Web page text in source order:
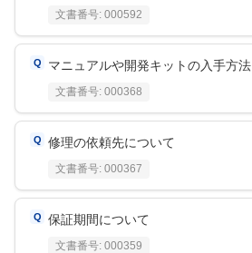
文書番号: 000592
マニュアルや開発キットの入手方法
文書番号: 000368
修理の依頼先について
文書番号: 000367
保証期間について
文書番号: 000359